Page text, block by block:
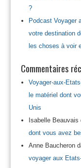
?
Podcast Voyager
votre destination
les choses à voir
Commentaires
Voyager-aux-
le matériel dont
Unis
Isabelle Beauvais
dont vous avez
Anne Baucheron
voyager aux